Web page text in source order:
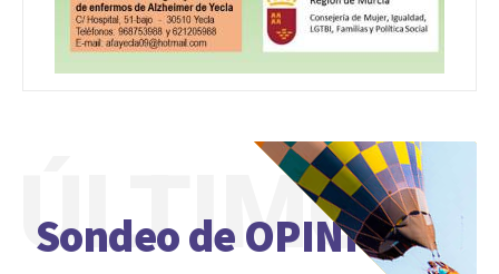
Sondeo de OPINIÓN
ÚLTIMO